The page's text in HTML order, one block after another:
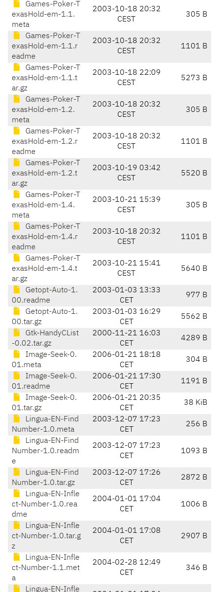
Games-Poker-T
exasHold-em-1.1.
meta
2003-10-18 20:32
CEST
305 B
Games-Poker-T
exasHold-em-1.1.r
eadme
2003-10-18 20:32
CEST
1101 B
Games-Poker-T
exasHold-em-1.1.t
ar.gz
2003-10-18 22:09
CEST
5273 B
Games-Poker-T
exasHold-em-1.2.
meta
2003-10-18 20:32
CEST
305 B
Games-Poker-T
exasHold-em-1.2.r
eadme
2003-10-18 20:32
CEST
1101 B
Games-Poker-T
exasHold-em-1.2.t
ar.gz
2003-10-19 03:42
CEST
5520 B
Games-Poker-T
exasHold-em-1.4.
meta
2003-10-21 15:39
CEST
305 B
Games-Poker-T
exasHold-em-1.4.r
eadme
2003-10-18 20:32
CEST
1101 B
Games-Poker-T
exasHold-em-1.4.t
ar.gz
2003-10-21 15:41
CEST
5640 B
Getopt-Auto-1.
00.readme
2003-01-03 13:33
CET
977 B
Getopt-Auto-1.
00.tar.gz
2003-01-03 16:29
CET
5562 B
Gtk-HandyCList
-0.02.tar.gz
2000-11-21 16:03
CET
4289 B
Image-Seek-0.
01.meta
2006-01-21 18:18
CET
304 B
Image-Seek-0.
01.readme
2006-01-21 17:30
CET
1191 B
Image-Seek-0.
01.tar.gz
2006-01-21 20:35
CET
38 KiB
Lingua-EN-Find
Number-1.0.meta
2003-12-07 17:23
CET
256 B
Lingua-EN-Find
Number-1.0.readm
e
2003-12-07 17:23
CET
1093 B
Lingua-EN-Find
Number-1.0.tar.gz
2003-12-07 17:26
CET
2872 B
Lingua-EN-Infle
ct-Number-1.0.rea
dme
2004-01-01 17:04
CET
1006 B
Lingua-EN-Infle
ct-Number-1.0.tar.g
z
2004-01-01 17:08
CET
2907 B
Lingua-EN-Infle
ct-Number-1.1.met
a
2004-02-28 12:49
CET
346 B
Lingua-EN-Infle